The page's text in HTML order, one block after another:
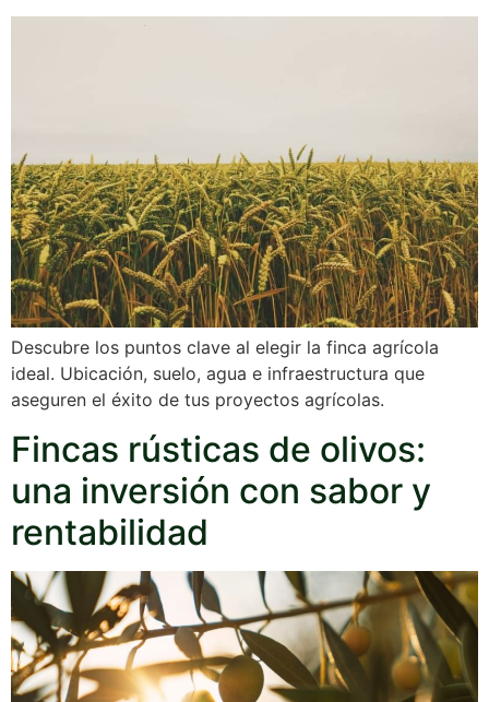
Descubre los puntos clave al elegir la finca agrícola
ideal. Ubicación, suelo, agua e infraestructura que
aseguren el éxito de tus proyectos agrícolas.
Fincas rústicas de olivos:
una inversión con sabor y
rentabilidad